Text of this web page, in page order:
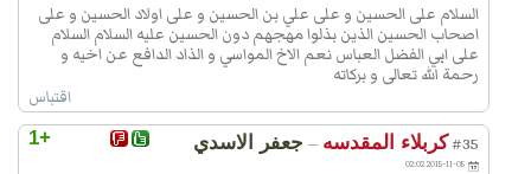
بَصيرَة مِنْ اَمْرِكَ مُقْتَدِياً بِالصّالِحينَ،
وَمُتَّبِعاً لِلنَّبِيّينَ، فَجَمَعَ اللهُ بَيْنَنا وَبَيْنَكَ وَبَيْنَ
رَسُولِهِ وَاَوْلِيائِهِ فِي مَنازِلِ الُْمخْبِتينَ، فَاِنَّهُ
اَرْحَمُ الرّاحِمينَ.
أقول : مِن المستحسن أن يُزار بهذه
الزّيارة خلف القبر مستقبل القبلة كما
السلام على الحسين و على علي بن الحسين و على اولاد الحسين و على
اصحاب الحسين الذين بذلوا مهجهم دون الحسين عليه السلام السلام
على ابي الفضل العباس نعم الاخ المواسي و الذاد الدافع عن اخيه و
رحمة الله تعالى و بركاته
اقتباس
+1 #35كربلاء المقدسه — جعفر الاسدي
2015-11-05 02:02